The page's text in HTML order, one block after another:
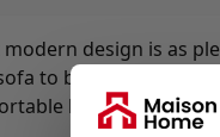
design is as
to bed. In mere
king size double